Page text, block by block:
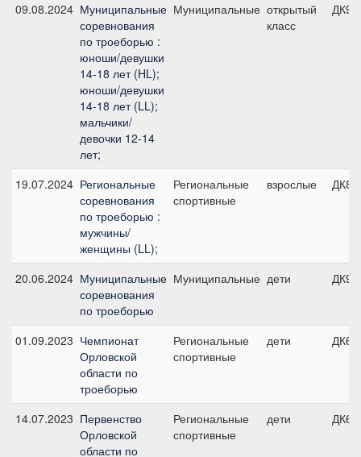
09.08.2024 Муниципальные
соревнования
по троеборью :
юноши/девушки
14-18 лет (HL);
юноши/девушки
14-18 лет (LL);
мальчики/
девочки 12-14
лет;
Муниципальные открытый
класс
ДК90
19.07.2024 Региональные
соревнования
по троеборью :
мужчины/
женщины (LL);
Региональные
спортивные
взрослые ДК80
20.06.2024 Муниципальные
соревнования
по троеборью
Муниципальные дети ДК90
01.09.2023 Чемпионат
Орловской
области по
троеборью
Региональные
спортивные
дети ДК60
14.07.2023 Первенство
Орловской
области по
Региональные
спортивные
дети ДК60